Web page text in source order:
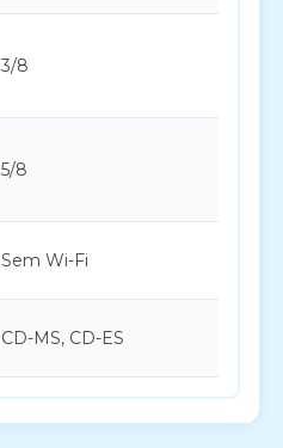
3/8
5/8
Sem Wi-Fi
CD-MS, CD-ES